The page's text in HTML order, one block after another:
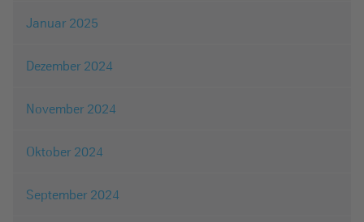
Januar 2025
Dezember 2024
November 2024
Oktober 2024
September 2024